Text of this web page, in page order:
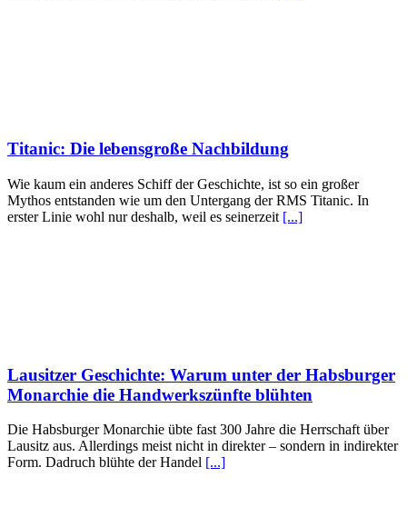
Titanic: Die lebensgroße Nachbildung
Wie kaum ein anderes Schiff der Geschichte, ist so ein großer
Mythos entstanden wie um den Untergang der RMS Titanic. In
erster Linie wohl nur deshalb, weil es seinerzeit [...]
Lausitzer Geschichte: Warum unter der Habsburger
Monarchie die Handwerkszünfte blühten
Die Habsburger Monarchie übte fast 300 Jahre die Herrschaft über
Lausitz aus. Allerdings meist nicht in direkter – sondern in indirekter
Form. Dadruch blühte der Handel [...]